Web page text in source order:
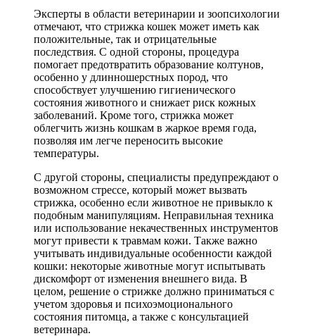
Эксперты в области ветеринарии и зоопсихологии
отмечают, что стрижка кошек может иметь как
положительные, так и отрицательные
последствия. С одной стороны, процедура
помогает предотвратить образование колтунов,
особенно у длинношерстных пород, что
способствует улучшению гигиенического
состояния животного и снижает риск кожных
заболеваний. Кроме того, стрижка может
облегчить жизнь кошкам в жаркое время года,
позволяя им легче переносить высокие
температуры.
С другой стороны, специалисты предупреждают о
возможном стрессе, который может вызвать
стрижка, особенно если животное не привыкло к
подобным манипуляциям. Неправильная техника
или использование некачественных инструментов
могут привести к травмам кожи. Также важно
учитывать индивидуальные особенности каждой
кошки: некоторые животные могут испытывать
дискомфорт от изменения внешнего вида. В
целом, решение о стрижке должно приниматься с
учетом здоровья и психоэмоционального
состояния питомца, а также с консультацией
ветеринара.